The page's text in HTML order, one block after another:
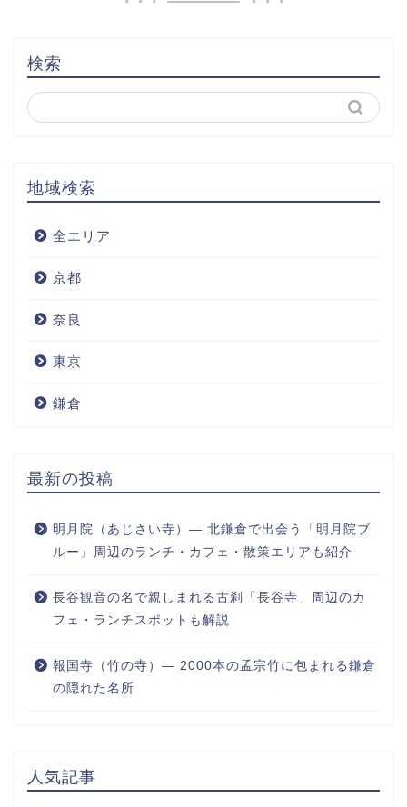
検索
地域検索
全エリア
京都
奈良
東京
鎌倉
最新の投稿
明月院（あじさい寺）― 北鎌倉で出会う「明月院ブ
ルー」周辺のランチ・カフェ・散策エリアも紹介
長谷観音の名で親しまれる古刹「長谷寺」周辺のカ
フェ・ランチスポットも解説
報国寺（竹の寺）― 2000本の孟宗竹に包まれる鎌倉
の隠れた名所
人気記事